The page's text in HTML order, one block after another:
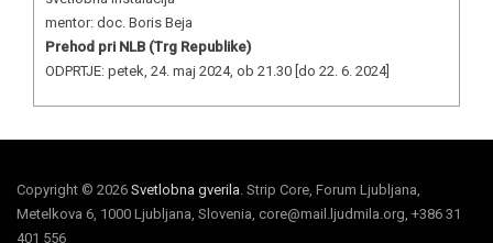
mentor: doc. Boris Beja
Prehod pri NLB (Trg Republike)
ODPRTJE: petek, 24. maj 2024, ob 21.30 [do 22. 6. 2024]
Copyright © 2026 Svetlobna gverila. Strip Core, Forum Ljubljana,
Metelkova 6, 1000 Ljubljana, Slovenia, core@mail.ljudmila.org, +386 31
401 556